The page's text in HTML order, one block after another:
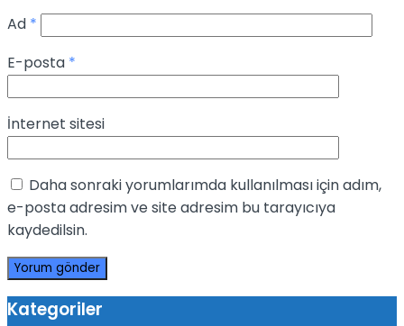
Ad *
E-posta *
İnternet sitesi
Daha sonraki yorumlarımda kullanılması için adım,
e-posta adresim ve site adresim bu tarayıcıya
kaydedilsin.
Kategoriler